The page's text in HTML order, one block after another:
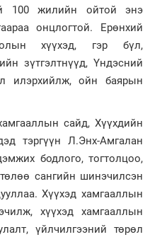
100 жилийн ойтой энэ
онцлогтой. Ерөнхий
хүүхэд, гэр бүл,
зүтгэлтнүүд, Үндэсний
илэрхийлж, ойн баярын
сайд, Хүүхдийн
тэргүүн Л.Энх-Амгалан
бодлого, тогтолцоо,
сангийн шинэчилсэн
Хүүхэд хамгааллын
хүүхэд хамгааллын
үйлчилгээний төрөл